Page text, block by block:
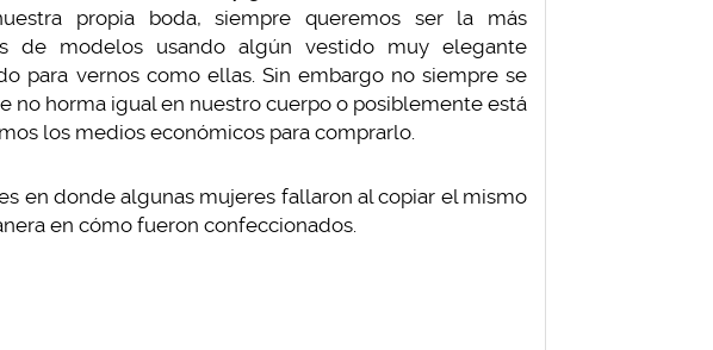
propia boda, siempre queremos ser la más
de modelos usando algún vestido muy elegante
para vernos como ellas. Sin embargo no siempre se
no horma igual en nuestro cuerpo o posiblemente está
los medios económicos para comprarlo.
en donde algunas mujeres fallaron al copiar el mismo
en cómo fueron confeccionados.